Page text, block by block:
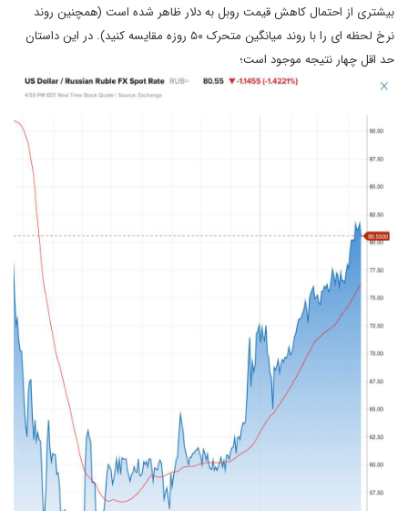
بیشتری از احتمال کاهش قیمت روبل به دلار ظاهر شده است (همچنین روند
نرخ لحظه ای را با روند میانگین متحرک ۵۰ روزه مقایسه کنید). در این داستان
حد اقل چهار نتیجه موجود است؛